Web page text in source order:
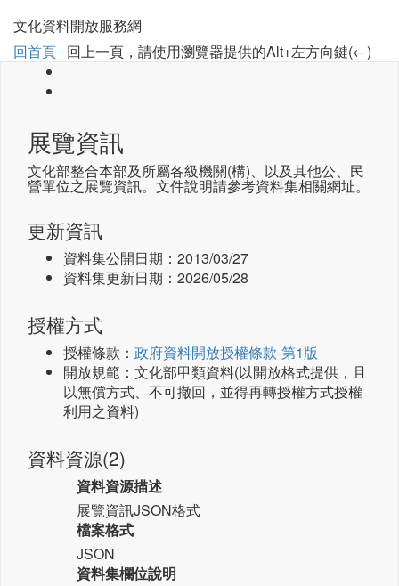
文化資料開放服務網
回首頁 回上一頁，請使用瀏覽器提供的Alt+左方向鍵(←)
展覽資訊
文化部整合本部及所屬各級機關(構)、以及其他公、民
營單位之展覽資訊。文件說明請參考資料集相關網址。
更新資訊
資料集公開日期： 2013/03/27
資料集更新日期： 2026/05/28
授權方式
授權條款： 政府資料開放授權條款-第1版
開放規範：文化部甲類資料(以開放格式提供，且
以無償方式、不可撤回，並得再轉授權方式授權
利用之資料)
資料資源(2)
資料資源描述
展覽資訊JSON格式
檔案格式
JSON
資料集欄位說明